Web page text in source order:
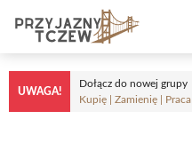
treści
UWAGA!
Dołącz do nowej grupy
Kupię | Zamienię | Praca